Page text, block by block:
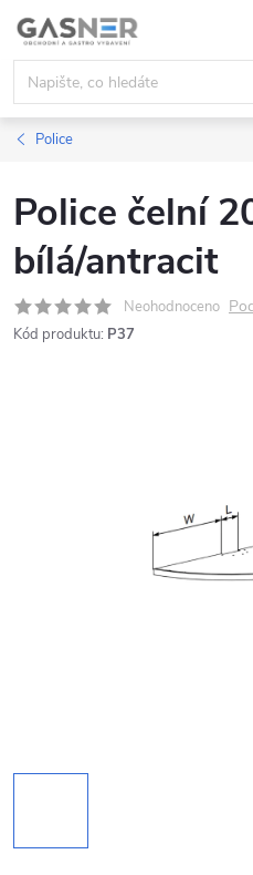
Přejít
obsah
Police
Police čelní
bílá/antracit
Neohodnoceno
Kód produktu: P37